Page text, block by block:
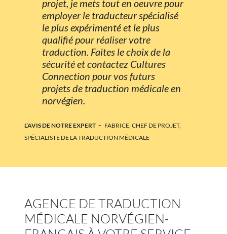
projet, je mets tout en oeuvre pour
employer le traducteur spécialisé
le plus expérimenté et le plus
qualifié pour réaliser votre
traduction. Faites le choix de la
sécurité et contactez Cultures
Connection pour vos futurs
projets de traduction médicale en
norvégien.
L’AVIS DE NOTRE EXPERT - FABRICE, CHEF DE PROJET,
SPÉCIALISTE DE LA TRADUCTION MÉDICALE
AGENCE DE TRADUCTION
MÉDICALE NORVÉGIEN-